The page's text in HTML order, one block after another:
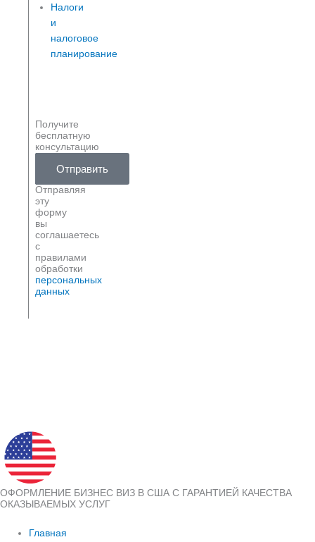
Налоги
и
налоговое
планирование
Получите
бесплатную
консультацию
телефонОтправить
Отправляя
эту
форму
вы
соглашаетесь
с
правилами
обработки
персональных
данных
ОФОРМЛЕНИЕ БИЗНЕС ВИЗ В США С ГАРАНТИЕЙ КАЧЕСТВА
ОКАЗЫВАЕМЫХ УСЛУГ
Главная